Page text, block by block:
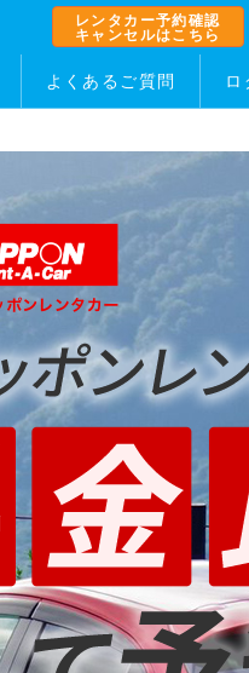
レンタカー予約確認
キャンセルはこちら
よくあるご質問